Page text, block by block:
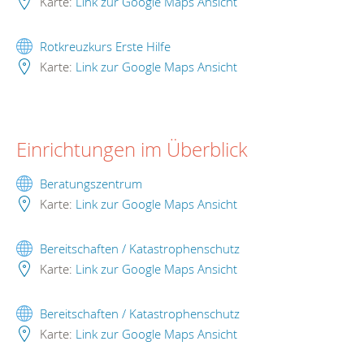
Rotkreuzkurs Erste Hilfe
Karte: Link zur Google Maps Ansicht
Einrichtungen im Überblick
Beratungszentrum
Karte: Link zur Google Maps Ansicht
Bereitschaften / Katastrophenschutz
Karte: Link zur Google Maps Ansicht
Bereitschaften / Katastrophenschutz
Karte: Link zur Google Maps Ansicht